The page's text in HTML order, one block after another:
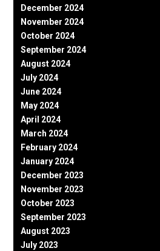
December 2024
November 2024
October 2024
September 2024
August 2024
July 2024
June 2024
May 2024
April 2024
March 2024
February 2024
January 2024
December 2023
November 2023
October 2023
September 2023
August 2023
July 2023